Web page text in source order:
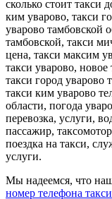
сколько стоит такси
ким уварово, такси
уварово тамбовской
тамбовской, такси
цена, такси максим
такси уварово,
такси город уварово
такси ким уварово
области, погода
перевозка, услуги,
пассажир,
поездка на такси,
услуги.
Мы надеемся, что
номер телефона такси